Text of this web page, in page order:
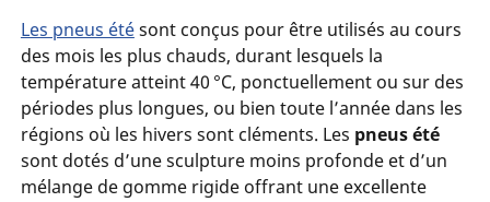
Les pneus étésont conçus pour être utilisés au cours
des mois les plus chauds, durant lesquels la
température atteint 40 °C, ponctuellement ou sur des
périodes plus longues, ou bien toute l’année dans les
régions où les hivers sont cléments. Les pneus été
sont dotés d’une sculpture moins profonde et d’un
mélange de gomme rigide offrant une excellente